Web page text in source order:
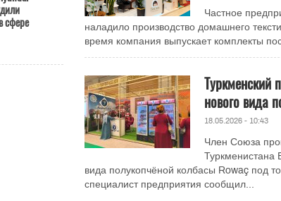
сфере
Частное
наладило производство домашнего
время компания выпускает комплекты
Туркменский
нового вида
18.05.2026 - 10:43
Член Союза
Туркменистана
вида полукопчёной колбасы Rowaç под
специалист предприятия сообщил...